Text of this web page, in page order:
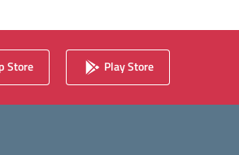
Store Play Store